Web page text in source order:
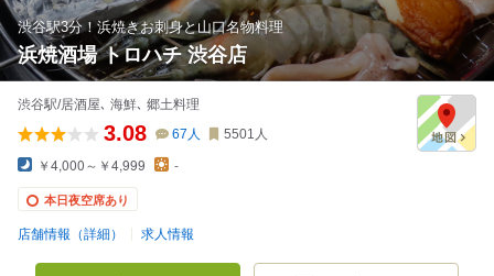
渋谷駅3分！浜焼きお刺身と山口名物料理
浜焼酒場 トロハチ 渋谷店
渋谷駅/居酒屋､ 海鮮､ 郷土料理
3.08 67 人 5501 人
￥4,000～￥4,999 -
本日夜空席あり
店舗情報（詳細） 求人情報